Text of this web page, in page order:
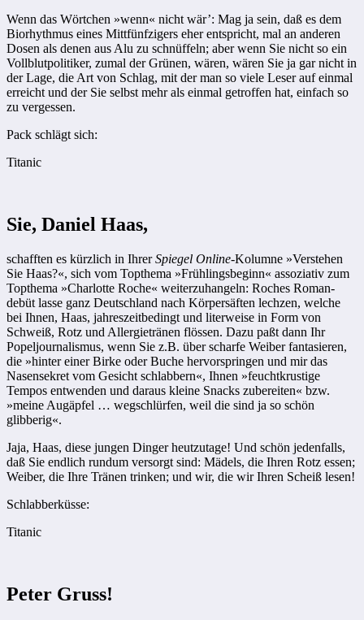
Wenn das Wörtchen »wenn« nicht wär’: Mag ja sein, daß es dem
Biorhythmus eines Mittfünfzigers eher entspricht, mal an anderen
Dosen als denen aus Alu zu schnüffeln; aber wenn Sie nicht so ein
Vollblutpolitiker, zumal der Grünen, wären, wären Sie ja gar nicht in
der Lage, die Art von Schlag, mit der man so viele ­Leser auf einmal
erreicht und der Sie selbst mehr als einmal getroffen hat, einfach so
zu vergessen.
Pack schlägt sich:
Titanic
Sie, Daniel Haas,
schafften es kürzlich in Ihrer­Spiegel Online-Kolumne »Verstehen
Sie Haas?«, sich vom Topthema »Früh­lingsbeginn« assoziativ zum
Top­thema »Charlotte Roche« weiter­zuhangeln: Roches Roman­
debüt lasse ganz Deutschland nach Körpersäften lechzen, welche
bei Ihnen, Haas, jahreszeitbedingt und literweise in Form von
Schweiß, Rotz und Allergie­tränen flössen. Dazu paßt dann Ihr
Popeljournalismus, wenn Sie z.B. über scharfe Weiber fantasieren,
die »hinter einer Birke oder Buche hervorspringen und mir das
Nasensekret vom Gesicht schlabbern«, Ihnen »feuchtkrustige
Tempos entwenden und daraus kleine Snacks zubereiten« bzw.
»meine Augäpfel … wegschlürfen, weil die sind ja so schön
glibberig«.
Jaja, Haas, diese jungen Dinger heutzutage! Und schön jedenfalls,
daß Sie endlich rundum versorgt sind: Mädels, die Ihren Rotz essen;
Weiber, die Ihre Tränen trinken; und wir, die wir Ihren Scheiß lesen!
Schlabberküsse:
Titanic
Peter Gruss!